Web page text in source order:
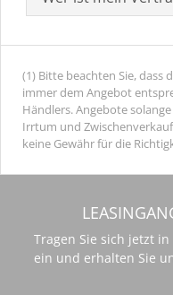
(1) Bitte beachten Sie,
immer dem Angebot
Händlers. Angebote
Irrtum und
keine Gewähr für die
Tragen Sie sich jetzt
ein und erhalten Sie